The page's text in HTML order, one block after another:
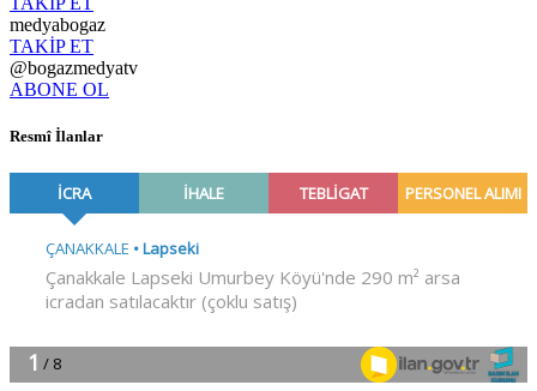
medyabogaz
TAKİP ET
@bogazmedyatv
ABONE OL
Resmî İlanlar